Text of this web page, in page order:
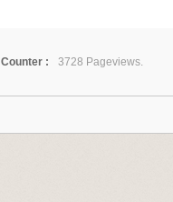
Counter :
3728 Pageviews.